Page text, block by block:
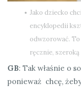
Jako dziecko
encyklopedii
odwzorować.
ręcznie,
GB: Tak właśnie o
ponieważ chcę,